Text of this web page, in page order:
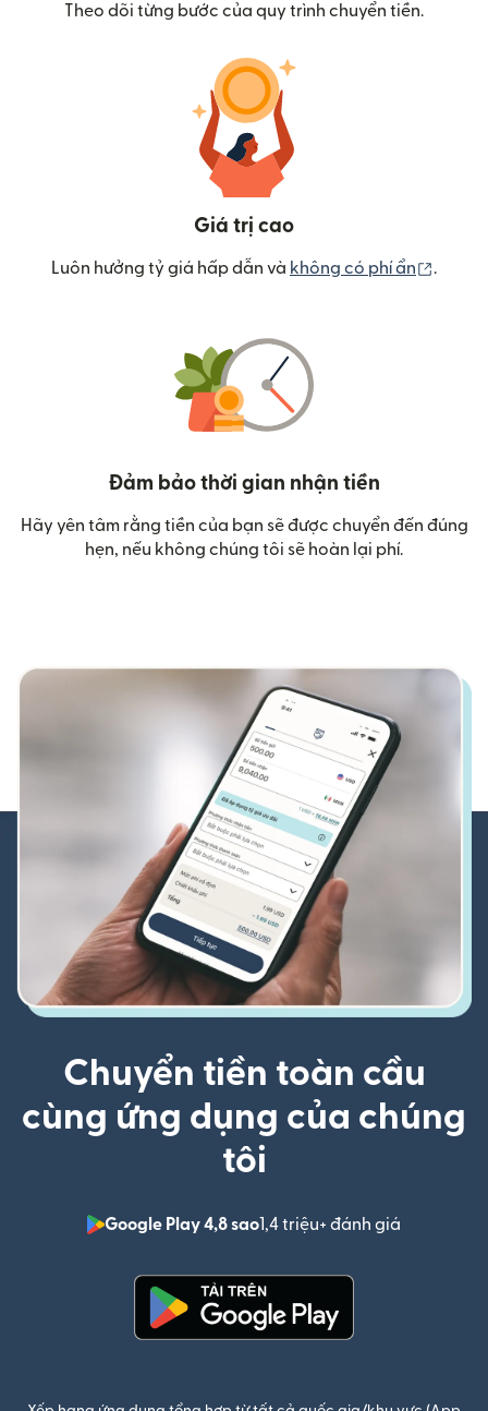
Theo dõi từng bước của quy trình chuyển tiền.
Giá trị cao
Luôn hưởng tỷ giá hấp dẫn và không có phí ẩn .
Đảm bảo thời gian nhận tiền
Hãy yên tâm rằng tiền của bạn sẽ được chuyển đến đúng
hẹn, nếu không chúng tôi sẽ hoàn lại phí.
Chuyển tiền toàn cầu
cùng ứng dụng của chúng
tôi
Google Play 4,8 sao1,4 triệu+ đánh giá